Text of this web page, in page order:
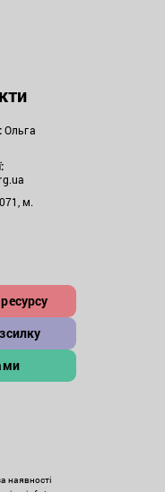
Ольга
м.
наявності